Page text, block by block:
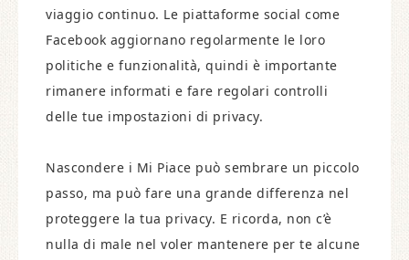
viaggio continuo. Le piattaforme social come
Facebook aggiornano regolarmente le loro
politiche e funzionalità, quindi è importante
rimanere informati e fare regolari controlli
delle tue impostazioni di privacy.
Nascondere i Mi Piace può sembrare un piccolo
passo, ma può fare una grande differenza nel
proteggere la tua privacy. E ricorda, non c’è
nulla di male nel voler mantenere per te alcune